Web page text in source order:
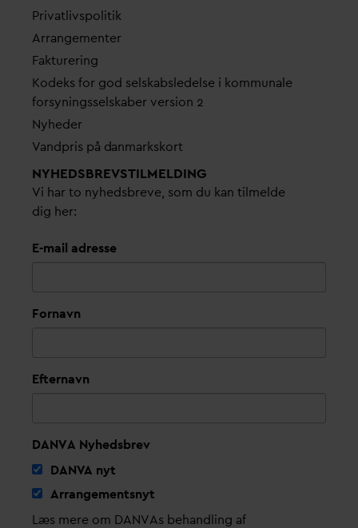
Privatlivspolitik
Arrangementer
Fakturering
Kodeks for god selskabsledelse i kommunale
forsyningsselskaber version 2
Nyheder
Vandpris på danmarkskort
NYHEDSBREVS­TILMELDING
Vi har to nyhedsbreve, som du kan tilmelde
dig her:
E-mail adresse
Fornavn
Efternavn
DANVA Nyhedsbrev
DANVA nyt
Arrangementsnyt
Læs mere om DANVAs behandling af